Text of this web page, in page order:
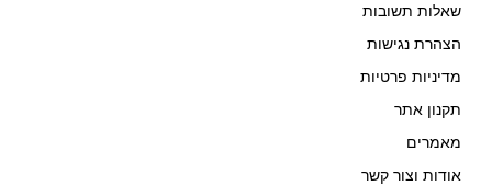
שאלות תשובות
הצהרת נגישות
מדיניות פרטיות
תקנון אתר
מאמרים
אודות וצור קשר